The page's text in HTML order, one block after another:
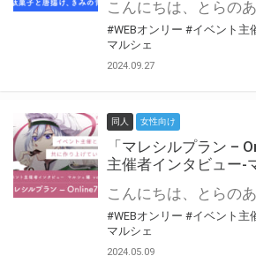
#WEBオンリー #イベント主
マルシェ
2024.09.27
同人 女性向け
「マレシルプラン –
主催者インタビュー-
#WEBオンリー #イベント主
マルシェ
2024.05.09